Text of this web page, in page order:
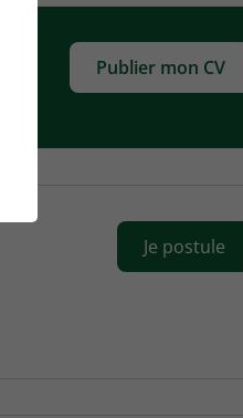
Publier mon CV
Je postule